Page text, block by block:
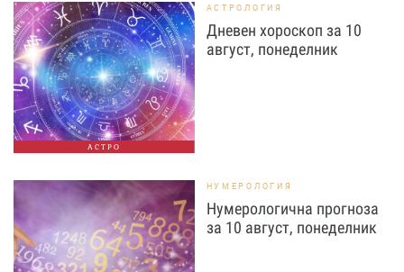
АСТРО
АСТРОЛОГИЯ
Дневен хороскоп за 10
август, понеделник
НУМЕРОЛОГИЯ
Нумерологична прогноза
за 10 август, понеделник